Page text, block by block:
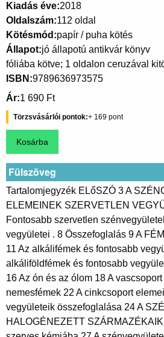
Kiadás éve 2018
Oldalszám 112 oldal
Kötésmód papír / puha kötés
Állapot jó állapotú antikvár könyv
fóliába kötve; 1 oldalon ceruzával
ISBN 9789636973575
Ár 1 690 Ft
Törzsvásárlói pontok 169
Fülszöveg
Tartalomjegyzék ELőSZÓ 3 A
ELEMEINEK SZERVETLEN
Fontosabb szervetlen
vegyületei . 8 Összefoglalás 9 A
11 Az alkálifémek és fontosabb
alkáliföldfémek és fontosabb
16 Az ón és az ólom 18 A
nemesfémek 22 A cinkcsoport
vegyületeik összefoglalása 24 A
HALOGÉNEZETT